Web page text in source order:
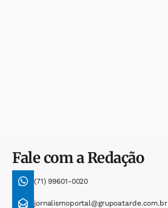
Fale com a Redação
(71) 99601-0020
jornalismoportal@grupoatarde.com.br